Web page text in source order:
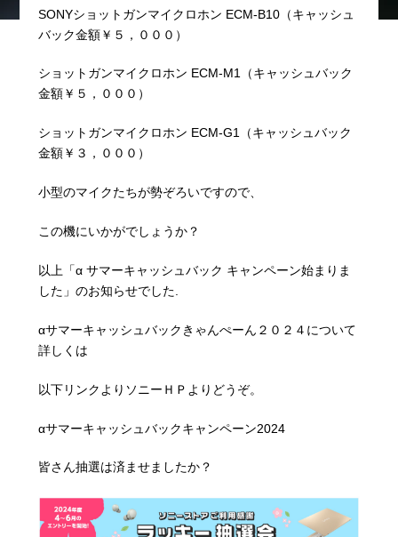
SONYショットガンマイクロホン ECM-B10（キャッシュ
バック金額￥５，０００）
ショットガンマイクロホン ECM-M1（キャッシュバック
金額￥５，０００）
ショットガンマイクロホン ECM-G1（キャッシュバック
金額￥３，０００）
小型のマイクたちが勢ぞろいですので、
この機にいかがでしょうか？
以上「α サマーキャッシュバック キャンペーン始まりま
した」のお知らせでした.
αサマーキャッシュバックきゃんぺーん２０２４について
詳しくは
以下リンクよりソニーＨＰよりどうぞ。
αサマーキャッシュバックキャンペーン2024
皆さん抽選は済ませましたか？